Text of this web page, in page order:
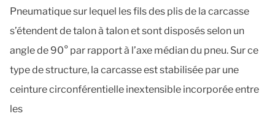
Pneumatique sur lequel les fils des plis de la carcasse
s’étendent de talon à talon et sont disposés selon un
angle de 90° par rapport à l’axe médian du pneu. Sur ce
type de structure, la carcasse est stabilisée par une
ceinture circonférentielle inextensible incorporée entre
les